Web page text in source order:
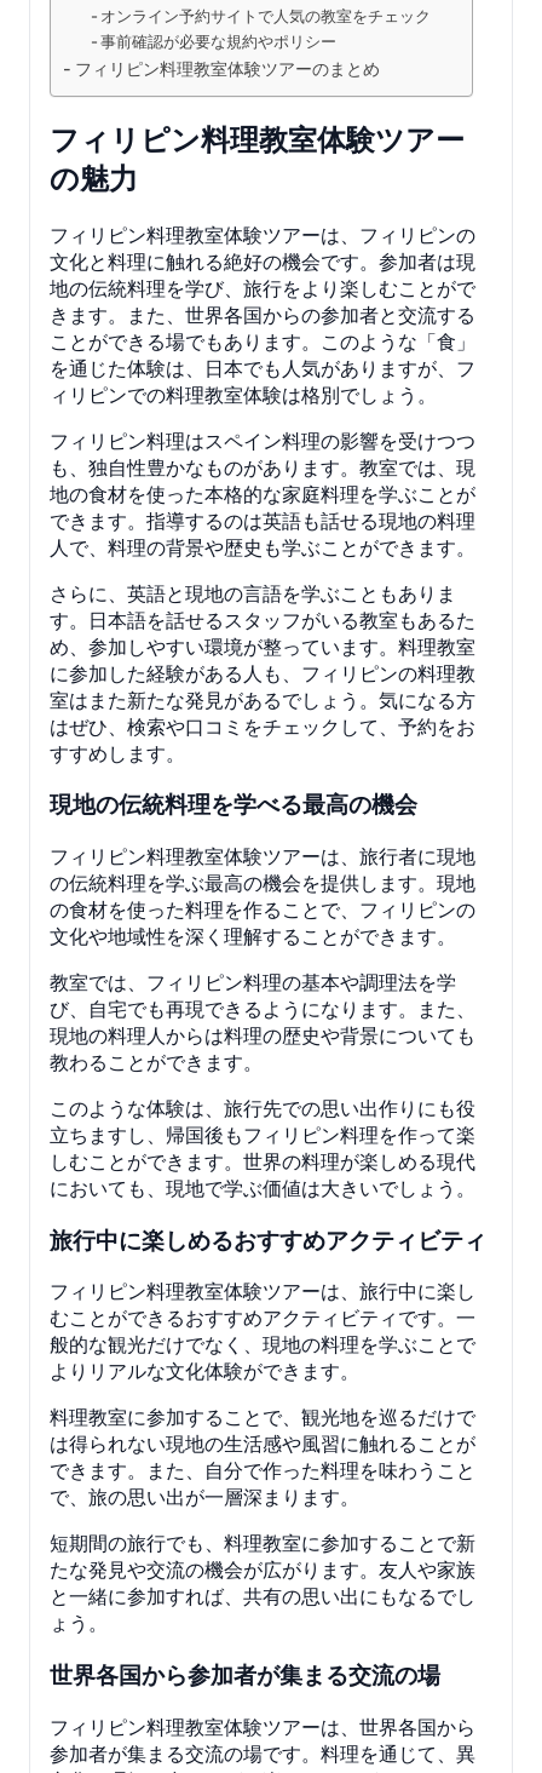
オンライン予約サイトで人気の教室をチェック
事前確認が必要な規約やポリシー
フィリピン料理教室体験ツアーのまとめ
フィリピン料理教室体験ツアー
の魅力
フィリピン料理教室体験ツアーは、フィリピンの
文化と料理に触れる絶好の機会です。参加者は現
地の伝統料理を学び、旅行をより楽しむことがで
きます。また、世界各国からの参加者と交流する
ことができる場でもあります。このような「食」
を通じた体験は、日本でも人気がありますが、フ
ィリピンでの料理教室体験は格別でしょう。
フィリピン料理はスペイン料理の影響を受けつつ
も、独自性豊かなものがあります。教室では、現
地の食材を使った本格的な家庭料理を学ぶことが
できます。指導するのは英語も話せる現地の料理
人で、料理の背景や歴史も学ぶことができます。
さらに、英語と現地の言語を学ぶこともありま
す。日本語を話せるスタッフがいる教室もあるた
め、参加しやすい環境が整っています。料理教室
に参加した経験がある人も、フィリピンの料理教
室はまた新たな発見があるでしょう。気になる方
はぜひ、検索や口コミをチェックして、予約をお
すすめします。
現地の伝統料理を学べる最高の機会
フィリピン料理教室体験ツアーは、旅行者に現地
の伝統料理を学ぶ最高の機会を提供します。現地
の食材を使った料理を作ることで、フィリピンの
文化や地域性を深く理解することができます。
教室では、フィリピン料理の基本や調理法を学
び、自宅でも再現できるようになります。また、
現地の料理人からは料理の歴史や背景についても
教わることができます。
このような体験は、旅行先での思い出作りにも役
立ちますし、帰国後もフィリピン料理を作って楽
しむことができます。世界の料理が楽しめる現代
においても、現地で学ぶ価値は大きいでしょう。
旅行中に楽しめるおすすめアクティビティ
フィリピン料理教室体験ツアーは、旅行中に楽し
むことができるおすすめアクティビティです。一
般的な観光だけでなく、現地の料理を学ぶことで
よりリアルな文化体験ができます。
料理教室に参加することで、観光地を巡るだけで
は得られない現地の生活感や風習に触れることが
できます。また、自分で作った料理を味わうこと
で、旅の思い出が一層深まります。
短期間の旅行でも、料理教室に参加することで新
たな発見や交流の機会が広がります。友人や家族
と一緒に参加すれば、共有の思い出にもなるでし
ょう。
世界各国から参加者が集まる交流の場
フィリピン料理教室体験ツアーは、世界各国から
参加者が集まる交流の場です。料理を通じて、異